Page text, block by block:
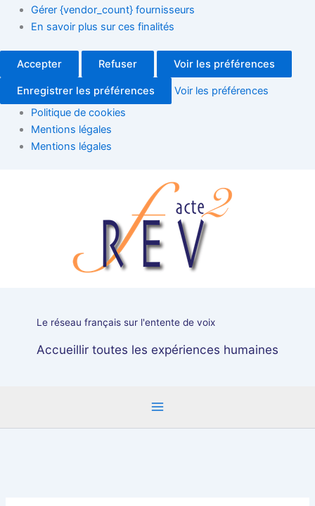
Gérer {vendor_count} fournisseurs
En savoir plus sur ces finalités
Accepter Refuser Voir les préférences
Enregistrer les préférences
Voir les préférences
Politique de cookies
Mentions légales
Mentions légales
Le réseau français sur l'entente de voix
Accueillir toutes les expériences humaines